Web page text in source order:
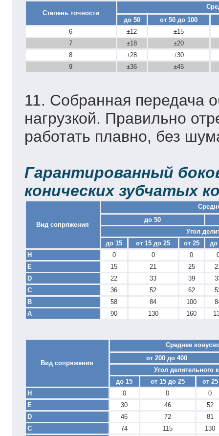
Степень точности
до 50
от 50 до 100
6
±12
±15
7
±18
±20
8
±28
±30
9
±36 ±45
11. Собранная передача
нагрузкой. Правильно
работать плавно, без
Гарантированный
конических зубчатых
Вид сопряжения
до 50
Угол
до 15
от 15 до 25 от 25
до
Н
0 0 0
Е
15 21 25
D
22 33 39
С
36 52 62
В
58 84 100
А
90 130 160
Вид сопряжения
Среднее
от 200 до 400
Угол делительного
до 15
от 15 до 25
от 25
H
0 0
0
Е
30 46
52
D
46 72
81
С
74 115
130